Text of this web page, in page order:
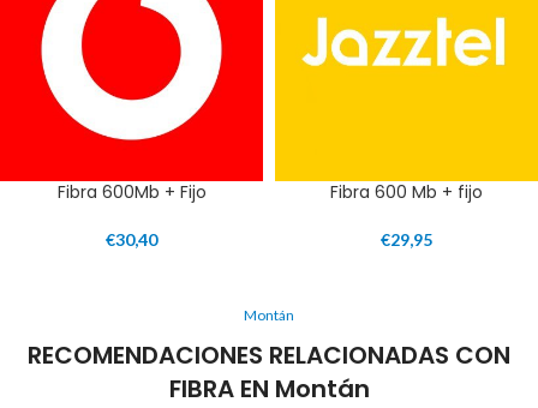
Fibra 600Mb + Fijo
€30,40
Fibra 600 Mb + fijo
€29,95
Montán
RECOMENDACIONES RELACIONADAS CON
FIBRA EN Montán